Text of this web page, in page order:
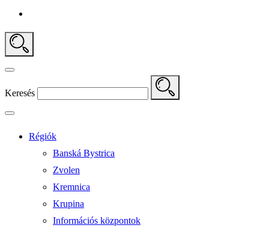
Keresés
Régiók
Banská Bystrica
Zvolen
Kremnica
Krupina
Információs központok